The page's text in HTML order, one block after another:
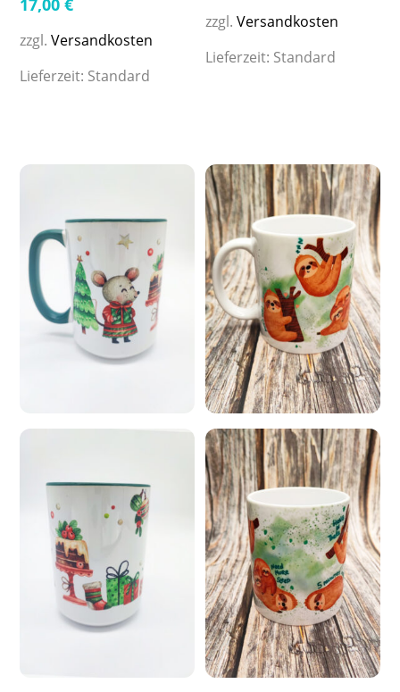
17,00€
zzgl.Versandkosten
Lieferzeit: Standard
zzgl.Versandkosten
Lieferzeit: Standard